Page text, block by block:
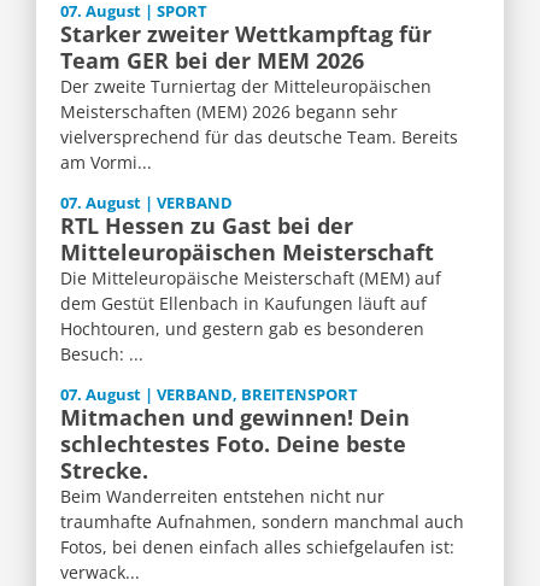
07. August | SPORT
Starker zweiter Wettkampftag für
Team GER bei der MEM 2026
Der zweite Turniertag der Mitteleuropäischen
Meisterschaften (MEM) 2026 begann sehr
vielversprechend für das deutsche Team. Bereits
am Vormi...
07. August | VERBAND
RTL Hessen zu Gast bei der
Mitteleuropäischen Meisterschaft
Die Mitteleuropäische Meisterschaft (MEM) auf
dem Gestüt Ellenbach in Kaufungen läuft auf
Hochtouren, und gestern gab es besonderen
Besuch: ...
07. August | VERBAND, BREITENSPORT
Mitmachen und gewinnen! Dein
schlechtestes Foto. Deine beste
Strecke.
Beim Wanderreiten entstehen nicht nur
traumhafte Aufnahmen, sondern manchmal auch
Fotos, bei denen einfach alles schiefgelaufen ist:
verwack...